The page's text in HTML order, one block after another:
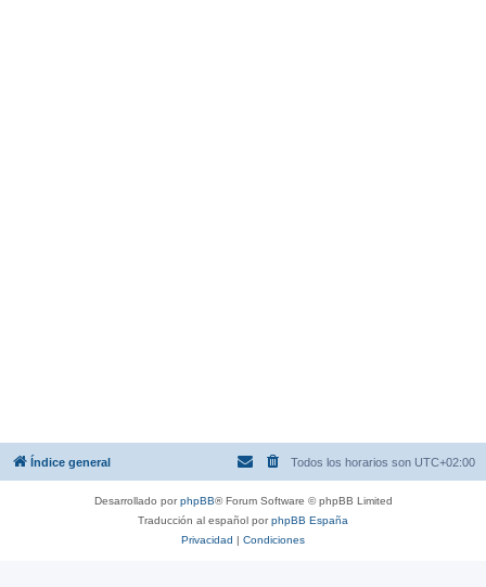
Índice general Todos los horarios son UTC+02:00
Desarrollado porphpBB® Forum Software © phpBB Limited
Traducción al español porphpBB España
Privacidad | Condiciones